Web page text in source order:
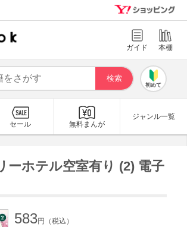
ガイド 本棚
初めて
セール 無料まんが
ジャンル一覧
ーホテル空室有り (2) 電子
583円（税込）